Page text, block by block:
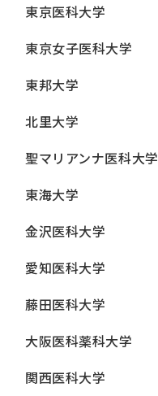
東京医科大学
東京女子医科大学
東邦大学
北里大学
聖マリアンナ医科大学
東海大学
金沢医科大学
愛知医科大学
藤田医科大学
大阪医科薬科大学
関西医科大学